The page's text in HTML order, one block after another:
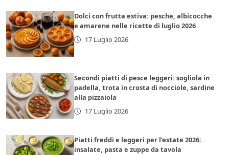
Dolci con frutta estiva: pesche, albicocche
e amarene nelle ricette di luglio 2026
17 Luglio 2026
Secondi piatti di pesce leggeri: sogliola in
padella, trota in crosta di nocciole, sardine
alla pizzaiola
17 Luglio 2026
Piatti freddi e leggeri per l’estate 2026:
insalate, pasta e zuppe da tavola